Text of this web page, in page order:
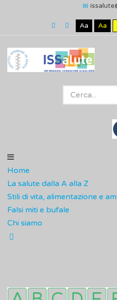
Aa Aa
Home
La salute dalla A alla Z
Stili di vita, alimentazione e
Falsi miti e bufale
Chi siamo